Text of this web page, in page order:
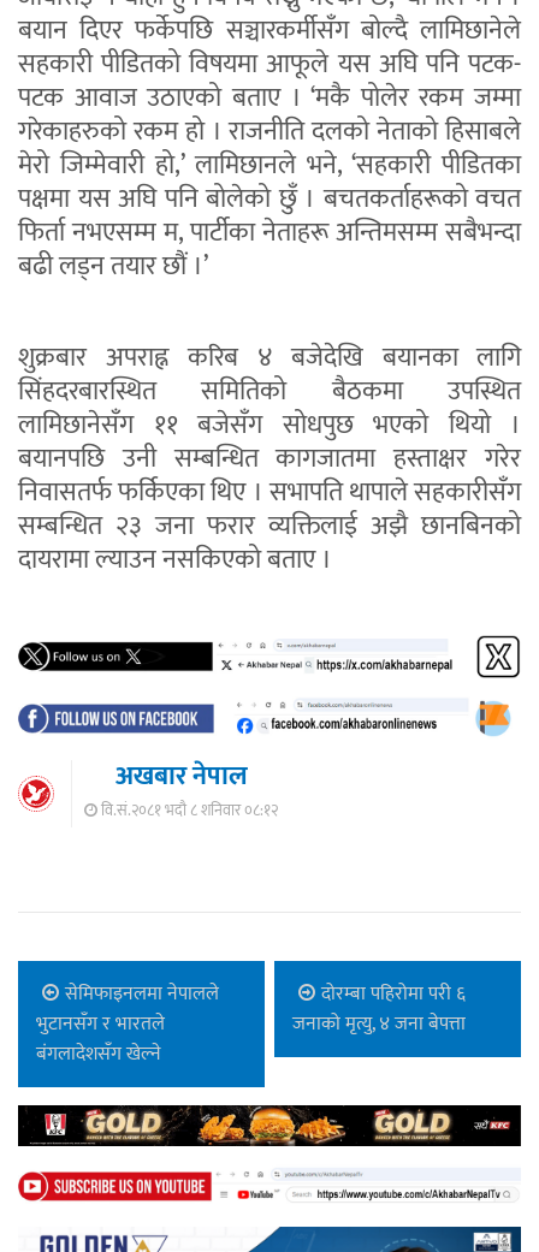
बयान दिएर फर्केपछि सञ्चारकर्मीसँग बोल्दै लामिछानेले
सहकारी पीडितको विषयमा आफूले यस अघि पनि पटक-
पटक आवाज उठाएको बताए । ‘मकै पोलेर रकम जम्मा
गरेकाहरुको रकम हो । राजनीति दलको नेताको हिसाबले
मेरो जिम्मेवारी हो,’ लामिछानले भने, ‘सहकारी पीडितका
पक्षमा यस अघि पनि बोलेको छुँ । बचतकर्ताहरूको वचत
फिर्ता नभएसम्म म, पार्टीका नेताहरू अन्तिमसम्म सबैभन्दा
बढी लड्न तयार छौं ।’
शुक्रबार अपराह्न करिब ४ बजेदेखि बयानका लागि
सिंहदरबारस्थित समितिको बैठकमा उपस्थित
लामिछानेसँग ११ बजेसँग सोधपुछ भएको थियो ।
बयानपछि उनी सम्बन्धित कागजातमा हस्ताक्षर गरेर
निवासतर्फ फर्किएका थिए । सभापति थापाले सहकारीसँग
सम्बन्धित २३ जना फरार व्यक्तिलाई अझै छानबिनको
दायरामा ल्याउन नसकिएको बताए ।
अखबार नेपाल
वि.सं.२०८१ भदौ ८ शनिवार ०८:१२
सेमिफाइनलमा नेपालले
भुटानसँग र भारतले
बंगलादेशसँग खेल्ने
दोरम्बा पहिरोमा परी ६
जनाको मृत्यु, ४ जना बेपत्ता